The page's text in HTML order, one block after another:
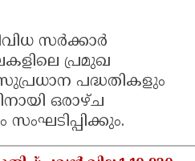
സർക്കാർ
പ്രമുഖ
പദ്ധതികളും
ഒരാഴ്ച